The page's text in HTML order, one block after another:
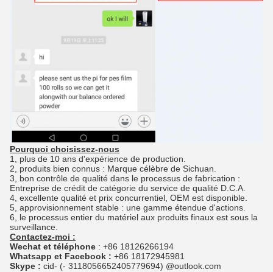
Pourquoi choisissez-nous
1, plus de 10 ans d'expérience de production.
2, produits bien connus : Marque célèbre de Sichuan.
3, bon contrôle de qualité dans le processus de fabrication :
Entreprise de crédit de catégorie du service de qualité D.C.A.
4, excellente qualité et prix concurrentiel, OEM est disponible.
5, approvisionnement stable : une gamme étendue d'actions.
6, le processus entier du matériel aux produits finaux est sous la
surveillance.
Contactez-moi :
Wechat et téléphone : +86 18126266194
Whatsapp et Facebook : +86 18172945981
Skype : cid- (- 3118056652405779694) @outlook.com